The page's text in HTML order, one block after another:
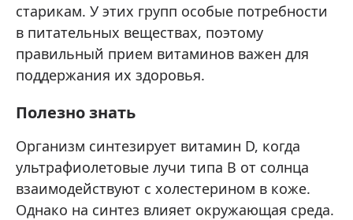
старикам. У этих групп особые потребности
в питательных веществах, поэтому
правильный прием витаминов важен для
поддержания их здоровья.
Полезно знать
Организм синтезирует витамин D, когда
ультрафиолетовые лучи типа B от солнца
взаимодействуют с холестерином в коже.
Однако на синтез влияет окружающая среда.